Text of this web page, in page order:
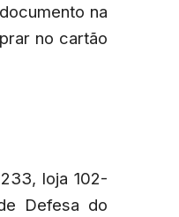
na
no cartão
loja 102-
Defesa do